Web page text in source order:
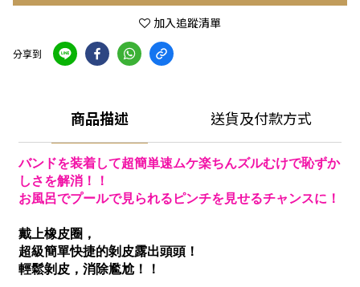
加入追蹤清單
分享到
商品描述 送貨及付款方式
バンドを装着して超簡単速ムケ楽ちんズルむけで恥ずか
しさを解消！！
お風呂でプールで見られるピンチを見せるチャンスに！
戴上橡皮圈，
超級簡單快捷的剝皮露出頭頭！
輕鬆剝皮，消除尷尬！！